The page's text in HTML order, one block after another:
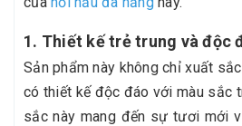
1. Thiết kế trẻ trung và độc
Sản phẩm này không chỉ xuất
có thiết kế độc đáo với màu sắc
sắc này mang đến sự tươi mới